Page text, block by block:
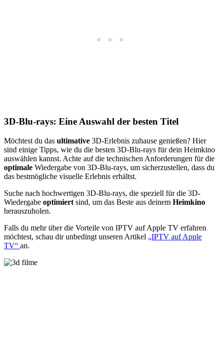
3D-Blu-rays: Eine Auswahl der besten Titel
Möchtest du das ultimative 3D-Erlebnis zuhause genießen? Hier
sind einige Tipps, wie du die besten 3D-Blu-rays für dein Heimkino
auswählen kannst. Achte auf die technischen Anforderungen für die
optimale Wiedergabe von 3D-Blu-rays, um sicherzustellen, dass du
das bestmögliche visuelle Erlebnis erhältst.
Suche nach hochwertigen 3D-Blu-rays, die speziell für die 3D-
Wiedergabe optimiert sind, um das Beste aus deinem Heimkino
herauszuholen.
Falls du mehr über die Vorteile von IPTV auf Apple TV erfahren
möchtest, schau dir unbedingt unseren Artikel „IPTV auf Apple
TV“ an.